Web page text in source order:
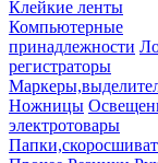
Клейкие ленты
Компьютерные
принадлежности
регистраторы
Ножницы
электротовары